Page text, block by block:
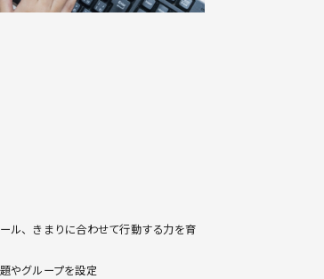
ル、きまりに合わせて行動する力を育
やグループを設定